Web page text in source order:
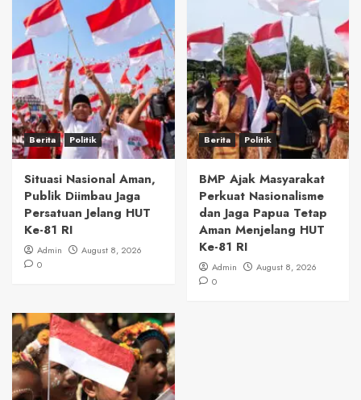
Berita Politik
Situasi Nasional Aman,
Publik Diimbau Jaga
Persatuan Jelang HUT
Ke-81 RI
Admin
August 8, 2026
0
Berita Politik
BMP Ajak Masyarakat
Perkuat Nasionalisme
dan Jaga Papua Tetap
Aman Menjelang HUT
Ke-81 RI
Admin
August 8, 2026
0